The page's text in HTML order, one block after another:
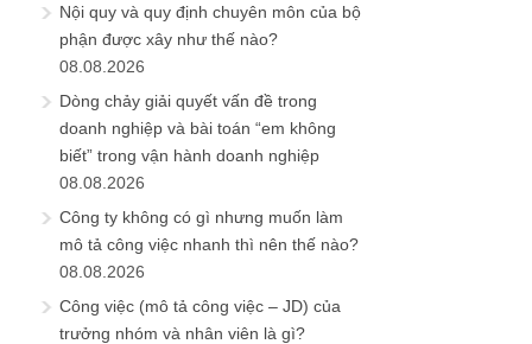
Nội quy và quy định chuyên môn của bộ
phận được xây như thế nào?
08.08.2026
Dòng chảy giải quyết vấn đề trong
doanh nghiệp và bài toán “em không
biết” trong vận hành doanh nghiệp
08.08.2026
Công ty không có gì nhưng muốn làm
mô tả công việc nhanh thì nên thế nào?
08.08.2026
Công việc (mô tả công việc – JD) của
trưởng nhóm và nhân viên là gì?